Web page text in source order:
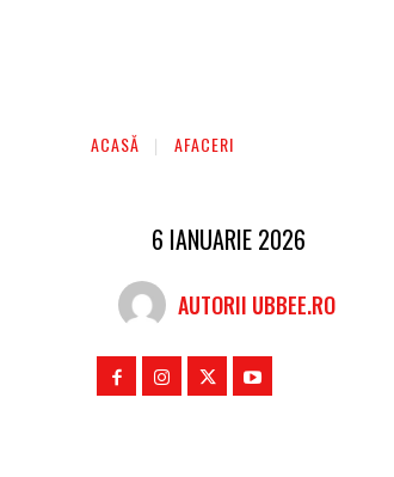
ACASĂ AFACERI
6 IANUARIE 2026
AUTORII UBBEE.RO